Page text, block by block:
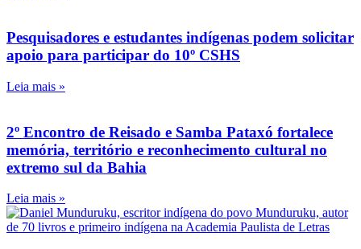
Pesquisadores e estudantes indígenas podem solicitar
apoio para participar do 10º CSHS
Leia mais »
2º Encontro de Reisado e Samba Pataxó fortalece
memória, território e reconhecimento cultural no
extremo sul da Bahia
Leia mais »